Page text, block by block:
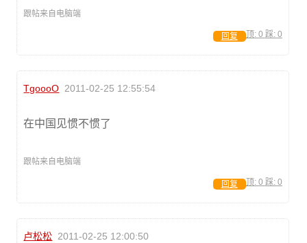
跟帖来自电脑端
顶: 0 踩: 0
回复
TgoooO 2011-02-25 12:55:54
在中国见惯不惯了
跟帖来自电脑端
顶: 0 踩: 0
回复
卢松松 2011-02-25 12:00:50